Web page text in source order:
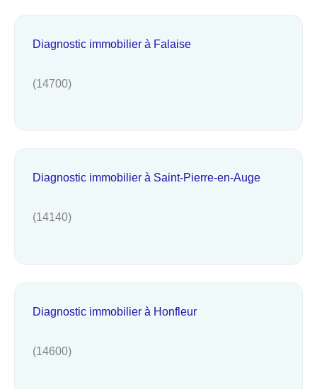
Diagnostic immobilier à Falaise
(14700)
Diagnostic immobilier à Saint-Pierre-en-Auge
(14140)
Diagnostic immobilier à Honfleur
(14600)